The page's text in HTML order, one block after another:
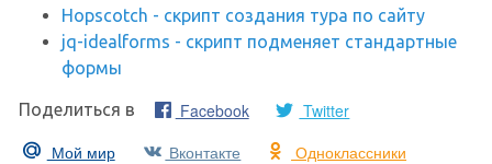
Hopscotch - скрипт создания тура по сайту
jq-idealforms - скрипт подменяет стандартные
формы
Поделиться в Facebook
Twitter
Мой мир
Вконтакте
Одноклассники